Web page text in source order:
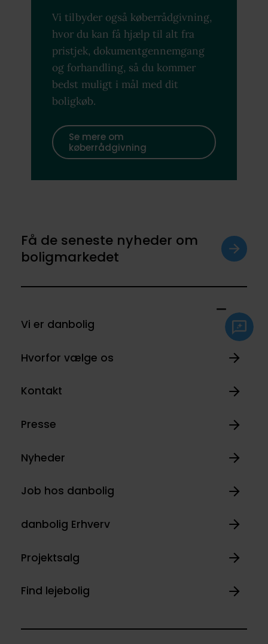
Vi tilbyder også køberrådgivning,
hvor du kan få hjælp til alt fra
pristjek, dokumentgennemgang
og forhandling, så du kommer
bedst muligt i mål med dit
boligkøb.
Se mere om
køberrådgivning
Få de seneste nyheder om
boligmarkedet
Vi er danbolig
Hvorfor vælge os
Kontakt
Presse
Nyheder
Job hos danbolig
danbolig Erhverv
Projektsalg
Find lejebolig